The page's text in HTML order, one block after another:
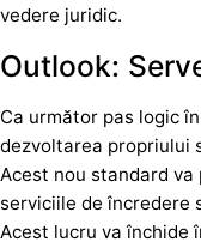
vedere juridic.
Outlook:
Ca următor pas logic
dezvoltarea propriului
Acest nou standard
serviciile de încredere
Acest lucru va închide